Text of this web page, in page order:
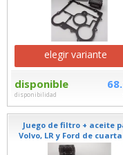
elegir variante
disponible
disponibilidad
Juego de filtro + aceite
Volvo, LR y Ford de